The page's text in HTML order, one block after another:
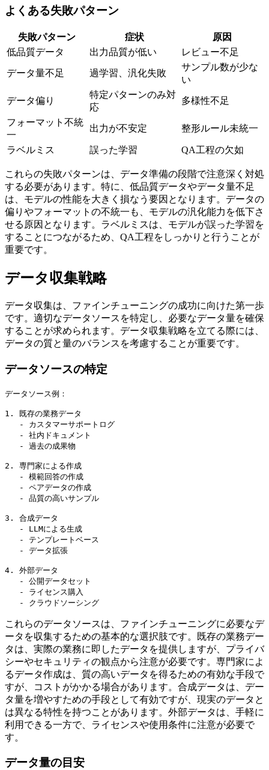
よくある失敗パターン
失敗パターン 症状
原因
低品質データ
出力品質が低い レビュー不足
データ量不足 過学習、汎化失敗
サンプル数が少な
い
データ偏り
特定パターンのみ対
応
多様性不足
フォーマット不統
一
出力が不安定 整形ルール未統一
ラベルミス 誤った学習 QA工程の欠如
これらの失敗パターンは、データ準備の段階で注意深く対処
する必要があります。特に、低品質データやデータ量不足
は、モデルの性能を大きく損なう要因となります。データの
偏りやフォーマットの不統一も、モデルの汎化能力を低下さ
せる原因となります。ラベルミスは、モデルが誤った学習を
することにつながるため、QA工程をしっかりと行うことが
重要です。
データ収集戦略
データ収集は、ファインチューニングの成功に向けた第一歩
です。適切なデータソースを特定し、必要なデータ量を確保
することが求められます。データ収集戦略を立てる際には、
データの質と量のバランスを考慮することが重要です。
データソースの特定
データソース例：
1. 既存の業務データ
   - カスタマーサポートログ
   - 社内ドキュメント
   - 過去の成果物
2. 専門家による作成
   - 模範回答の作成
   - ペアデータの作成
   - 品質の高いサンプル
3. 合成データ
   - LLMによる生成
   - テンプレートベース
   - データ拡張
4. 外部データ
   - 公開データセット
   - ライセンス購入
これらのデータソースは、ファインチューニングに必要なデ
ータを収集するための基本的な選択肢です。既存の業務デー
タは、実際の業務に即したデータを提供しますが、プライバ
シーやセキュリティの観点から注意が必要です。専門家によ
るデータ作成は、質の高いデータを得るための有効な手段で
すが、コストがかかる場合があります。合成データは、デー
タ量を増やすための手段として有効ですが、現実のデータと
は異なる特性を持つことがあります。外部データは、手軽に
利用できる一方で、ライセンスや使用条件に注意が必要で
す。
データ量の目安